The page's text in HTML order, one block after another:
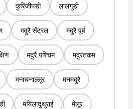
कुरिंजीपडी लालगुडी
मदुरै सेंट्रल मदुरै पूर्व
मदुरै पश्चिम मदुरंतकम
मनाचनाल्लूर मनमदुरै
मयिलादुथुराई मेलूर